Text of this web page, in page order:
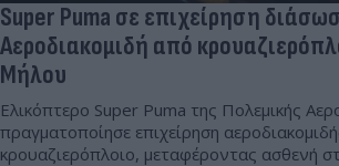
Super Puma σε επιχείρηση
Αεροδιακομιδή από
Μήλου
Ελικόπτερο Super Puma της Πολεμικής
πραγματοποίησε επιχείρηση
κρουαζιερόπλοιο, μεταφέροντας ασθενή